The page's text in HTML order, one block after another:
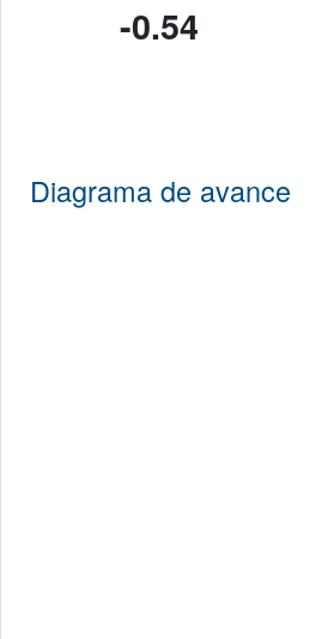
-0.54
Diagrama de avance